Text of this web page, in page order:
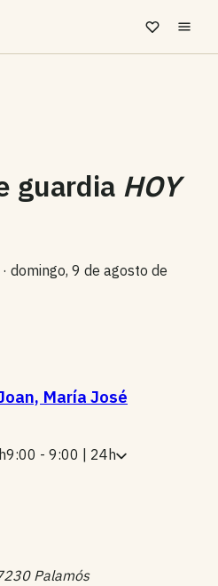
guardia HOY
domingo, 9 de agosto de
María José
9:00 - 9:00 | 24h
Palamós